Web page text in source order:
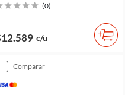
(0)
c/u
comparar